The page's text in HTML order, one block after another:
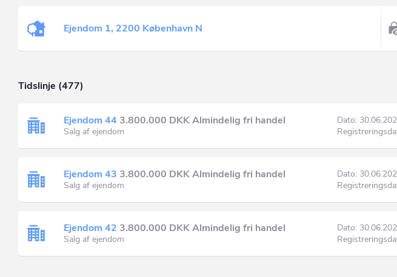
Ejendom 1, 2200 København N
Tidslinje (477)
Ejendom 44 3.800.000 DKK Almindelig fri handel
Salg af ejendom
Dato:
Ejendom 43 3.800.000 DKK Almindelig fri handel
Salg af ejendom
Dato:
Ejendom 42 3.800.000 DKK Almindelig fri handel
Salg af ejendom
Dato: